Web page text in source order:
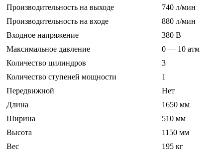
Производительность на выходе
740 л/мин
Производительность на входе
880 л/мин
Входное напряжение
380 В
Максимальное давление
0 — 10 атм
Количество цилиндров
3
Количество ступеней мощности
1
Передвижной
Нет
Длина
1650 мм
Ширина
510 мм
Высота
1150 мм
Вес
195 кг